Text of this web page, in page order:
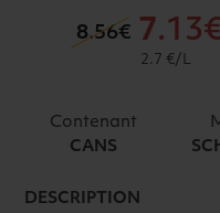
8.56€ 7
2.7 €/L
Contenant
CANS
DESCRIPTION